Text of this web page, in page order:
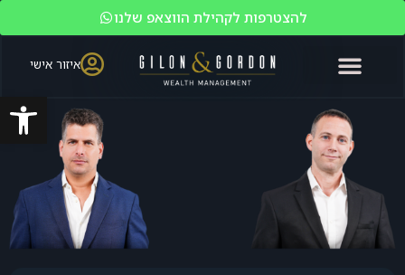
פתח
להצטרפות לקהילת הווצאפ שלנו
איזור אישי